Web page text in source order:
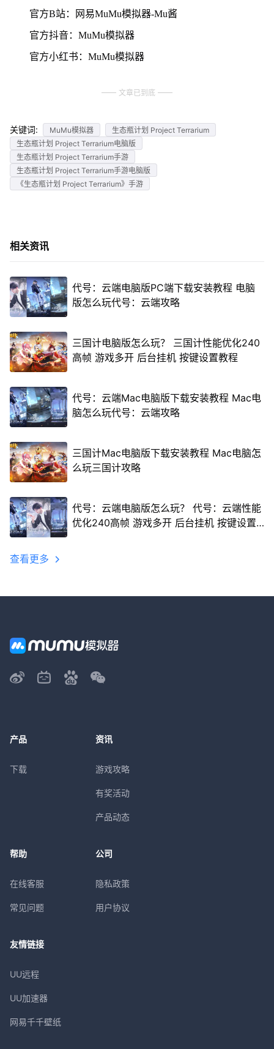
官方B站：网易MuMu模拟器-Mu酱
官方抖音：MuMu模拟器
官方小红书：MuMu模拟器
文章已到底
关键词: MuMu模拟器
生态瓶计划 Project Terrarium
生态瓶计划 Project Terrarium电脑版
生态瓶计划 Project Terrarium手游
生态瓶计划 Project Terrarium手游电脑版
《生态瓶计划 Project Terrarium》手游
相关资讯
代号：云端电脑版PC端下载安装教程 电脑
版怎么玩代号：云端攻略
三国计电脑版怎么玩？ 三国计性能优化240
高帧 游戏多开 后台挂机 按键设置教程
代号：云端Mac电脑版下载安装教程 Mac电
脑怎么玩代号：云端攻略
三国计Mac电脑版下载安装教程 Mac电脑怎
么玩三国计攻略
代号：云端电脑版怎么玩？ 代号：云端性能
优化240高帧 游戏多开 后台挂机 按键设置
查看更多
产品
下载
资讯
游戏攻略
有奖活动
产品动态
帮助
在线客服
常见问题
公司
隐私政策
用户协议
友情链接
UU远程
UU加速器
网易千千壁纸